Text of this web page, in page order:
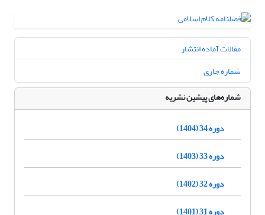
مقالات آماده انتشار
شماره جاری
شماره‌های پیشین نشریه
دوره 34 (1404)
دوره 33 (1403)
دوره 32 (1402)
دوره 31 (1401)